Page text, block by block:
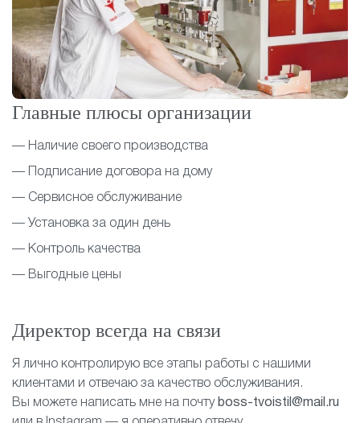
Главные плюсы организации
— Наличие своего производства
— Подписание договора на дому
— Сервисное обслуживание
— Установка за один день
— Контроль качества
— Выгодные цены
Директор всегда на связи
Я лично контролирую все этапы работы с нашими
клиентами и отвечаю за качество обслуживания.
Вы можете написать мне на почту boss-tvoistil@mail.ru